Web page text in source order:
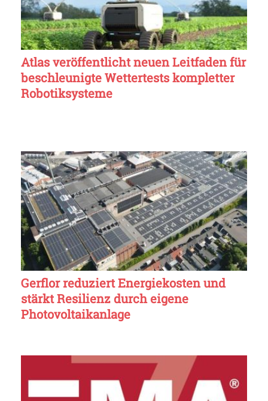
Atlas veröffentlicht neuen Leitfaden für
beschleunigte Wettertests kompletter
Robotiksysteme
Gerflor reduziert Energiekosten und
stärkt Resilienz durch eigene
Photovoltaikanlage